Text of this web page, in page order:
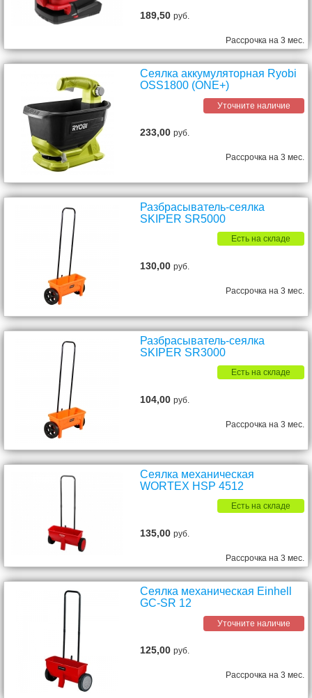
189,50руб.
Рассрочка на 3 мес.
Сеялка аккумуляторная Ryobi
OSS1800 (ONE+)
Уточните наличие
233,00руб.
Рассрочка на 3 мес.
Разбрасыватель-сеялка
SKIPER SR5000
Есть на складе
130,00руб.
Рассрочка на 3 мес.
Разбрасыватель-сеялка
SKIPER SR3000
Есть на складе
104,00руб.
Рассрочка на 3 мес.
Сеялка механическая
WORTEX HSP 4512
Есть на складе
135,00руб.
Рассрочка на 3 мес.
Сеялка механическая Einhell
GC-SR 12
Уточните наличие
125,00руб.
Рассрочка на 3 мес.